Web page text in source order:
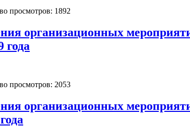
просмотров: 1892
организационных
года
просмотров: 2053
организационных